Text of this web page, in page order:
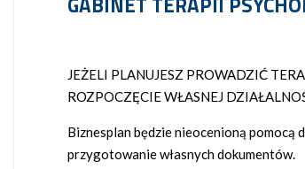
JEŻELI PLANUJESZ PROWADZIĆ
ROZPOCZĘCIE WŁASNEJ
Biznesplan będzie nieocenioną pomocą
przygotowanie własnych dokumentów.